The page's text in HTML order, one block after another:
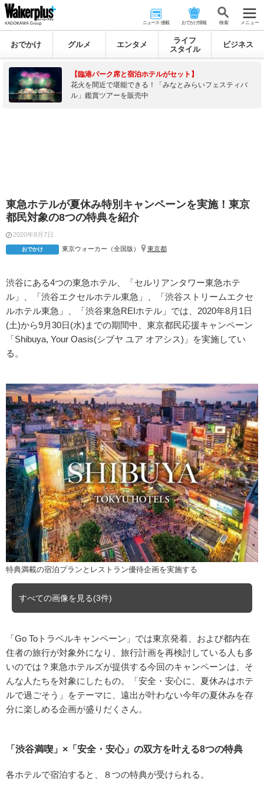
ニュース･連載 おでかけ情報 検 索 メニュー
おでかけ グルメ エンタメ
ライフ
スタイル
ビジネス
【臨港パーク席と宿泊ホテルがセット】
花火を間近で堪能できる！「みなとみらいフェスティバ
ル」鑑賞ツアーを販売中
東急ホテルが夏休み特別キャンペーンを実施！東京
都民対象の8つの特典を紹介
2020年8月7日
おでかけ 東京ウォーカー（全国版） 東京都
渋谷にある4つの東急ホテル、「セルリアンタワー東急ホテ
ル」、「渋谷エクセルホテル東急」、「渋谷ストリームエクセ
ルホテル東急」、「渋谷東急REIホテル」では、2020年8月1日
(土)から9月30日(水)までの期間中、東京都民応援キャンペーン
「Shibuya, Your Oasis(シブヤ ユア オアシス)」を実施してい
る。
特典満載の宿泊プランとレストラン優待企画を実施する
すべての画像を見る(3件)
「Go Toトラベルキャンペーン」では東京発着、および都内在
住者の旅行が対象外になり、旅行計画を再検討している人も多
いのでは？東急ホテルズが提供する今回のキャンペーンは、そ
んな人たちを対象にしたもの。「安全・安心に、夏休みはホテ
ルで過ごそう」をテーマに、遠出が叶わない今年の夏休みを存
分に楽しめる企画が盛りだくさん。
「渋谷満喫」×「安全・安心」の双方を叶える8つの特典
各ホテルで宿泊すると、８つの特典が受けられる。